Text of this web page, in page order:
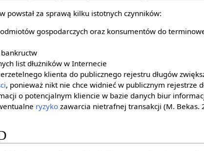
powstał za sprawą kilku istotnych czynników:
gospodarczych oraz konsumentów do
list dłużników w Internecie
klienta do publicznego rejestru długów
, ponieważ nikt nie chce widnieć w publicznym rejestrze
o potencjalnym kliencie w bazie danych biur
ryzykozawarcia nietrafnej transakcji (M. Bekas.